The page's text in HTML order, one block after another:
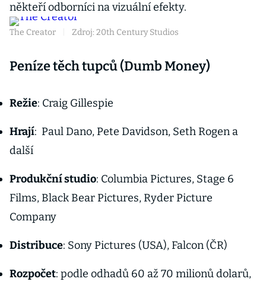
někteří odborníci na vizuální efekty.
The Creator Zdroj: 20th Century Studios
Peníze těch tupců (Dumb Money)
Režie: Craig Gillespie
Hrají: Paul Dano, Pete Davidson, Seth Rogen a
další
Produkční studio: Columbia Pictures, Stage 6
Films, Black Bear Pictures, Ryder Picture
Company
Distribuce: Sony Pictures (USA), Falcon (ČR)
Rozpočet: podle odhadů 60 až 70 milionů dolarů,